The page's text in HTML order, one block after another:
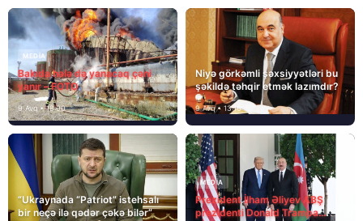
MEDİA
Bakıda hələ də yanacaq çəni
yanır – FOTO
9 Avq • 18:00
Niyə görkəmli şəxsiyyətləri bu
şəkildə təhqir etmək lazımdır?
9 Avq • 13:16
“Ukraynada “Patriot” istehsalı
bir neçə ilə qədər çəkə bilər”
MEDİA
Prezident İlham Əliyev ABŞ
prezidenti Donald Trampa